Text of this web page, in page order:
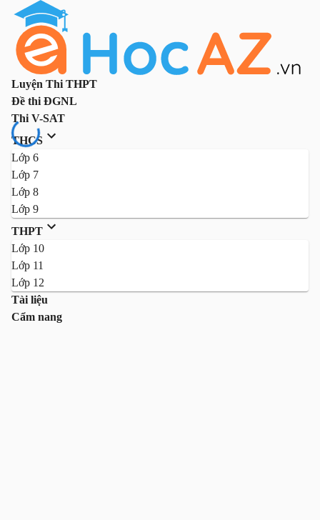
Luyện Thi THPT
Đề thi ĐGNL
Thi V-SAT
THCS
Lớp 6
Lớp 7
Lớp 8
Lớp 9
THPT
Lớp 10
Lớp 11
Lớp 12
Tài liệu
Cẩm nang